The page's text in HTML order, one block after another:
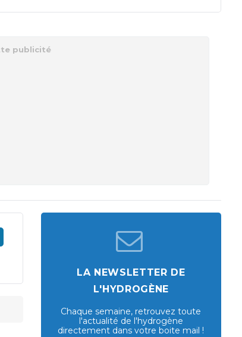
LA NEWSLETTER DE
L'HYDROGÈNE
Chaque semaine, retrouvez toute
l'actualité de l'hydrogène
directement dans votre boite mail !